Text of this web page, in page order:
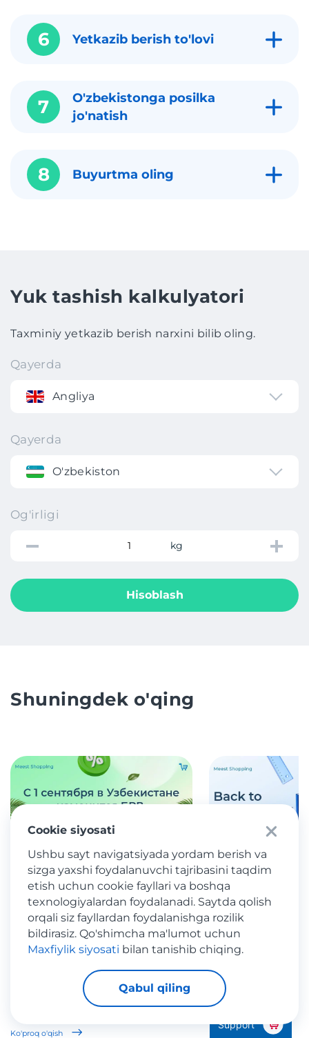
6 Yetkazib berish to'lovi
7
O'zbekistonga posilka
jo'natish
8 Buyurtma oling
Yuk tashish kalkulyatori
Taxminiy yetkazib berish narxini bilib oling.
Qayerda
Angliya
Qayerda
O'zbekiston
Og'irligi
kg
Hisoblash
Shuningdek o'qing
Maxsus takliflar 5 / 8 / 2026
O‘zbekistonda bazaviy
hisoblash miqdori (BHM)
o‘zgaradi.
to‘lovlari miqdoriga ta’sir qiladi.
Ko'proq o'qish
Maxsus takliflar
Meest Shopping
maktabga
Xorijdagi internet-
kiyimlari, elektronika,
o‘quv qurollarini
Ko'proq o'qish
Cookie siyosati
Ushbu sayt navigatsiyada yordam berish va
sizga yaxshi foydalanuvchi tajribasini taqdim
etish uchun cookie fayllari va boshqa
texnologiyalardan foydalanadi. Saytda qolish
orqali siz fayllardan foydalanishga rozilik
bildirasiz. Qo'shimcha ma'lumot uchun
Maxfiylik siyosati bilan tanishib chiqing.
Qabul qiling
Support